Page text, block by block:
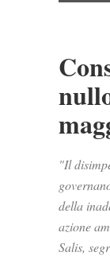
"Il
della
azione
Salis,